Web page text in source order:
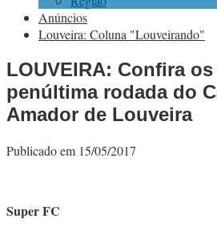
Anúncios
Louveira: Coluna "Louveirando"
LOUVEIRA: Confira
penúltima rodada do
Amador de Louveira
Publicado em 15/05/2017
Super FC